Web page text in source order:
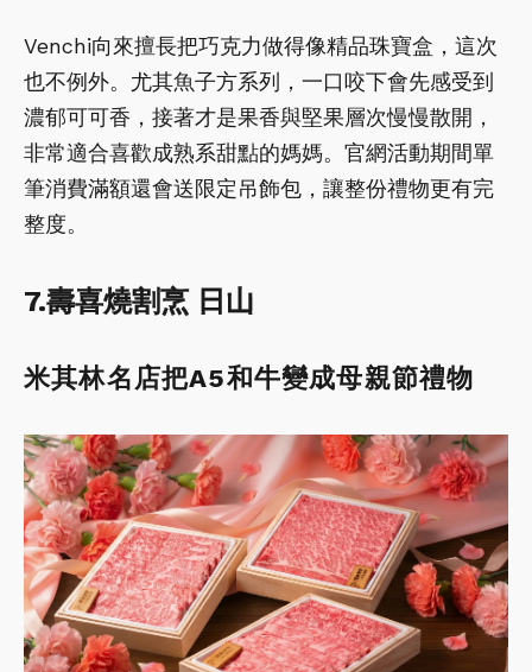
Venchi向來擅長把巧克力做得像精品珠寶盒，這次
也不例外。尤其魚子方系列，一口咬下會先感受到
濃郁可可香，接著才是果香與堅果層次慢慢散開，
非常適合喜歡成熟系甜點的媽媽。官網活動期間單
筆消費滿額還會送限定吊飾包，讓整份禮物更有完
整度。
7.壽喜燒割烹 日山
米其林名店把A5和牛變成母親節禮物